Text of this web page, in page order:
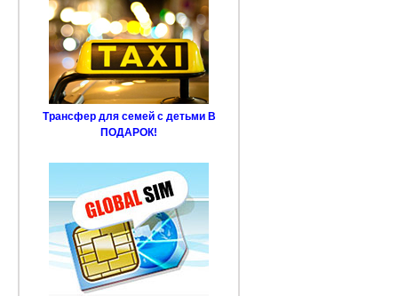
Трансфер для семей с детьми В
ПОДАРОК!